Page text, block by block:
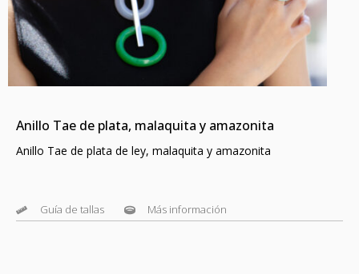
Anillo Tae de plata, malaquita y amazonita
Anillo Tae de plata de ley, malaquita y amazonita
Guía de tallas Más información